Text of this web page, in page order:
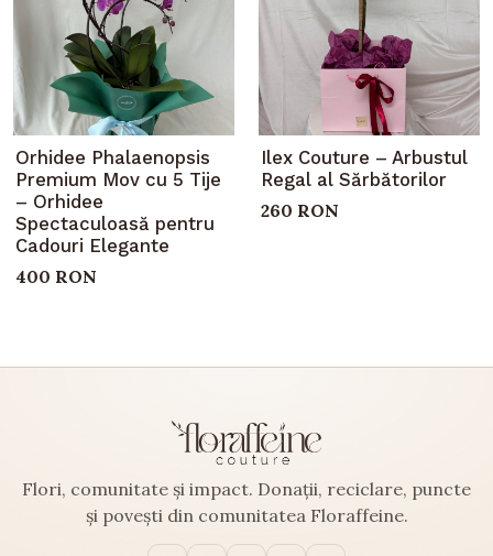
Orhidee Phalaenopsis
Premium Mov cu 5 Tije
– Orhidee
Spectaculoasă pentru
Cadouri Elegante
400 RON
Ilex Couture – Arbustul
Regal al Sărbătorilor
260 RON
Flori, comunitate și impact. Donații, reciclare, puncte
și povești din comunitatea Floraffeine.